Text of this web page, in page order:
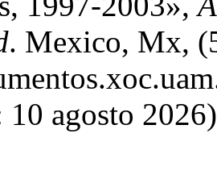
. Mexico, Mx,
agosto